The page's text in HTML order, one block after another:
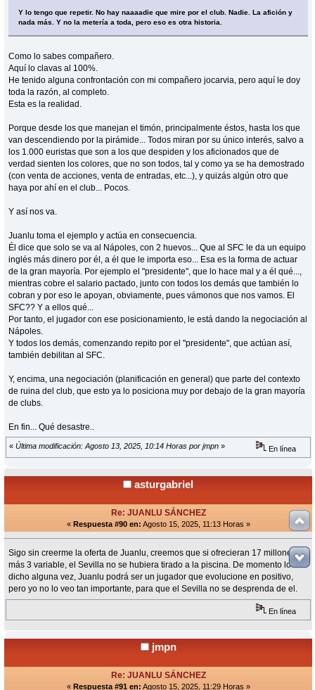
Y lo tengo que repetir. No hay naaaadie que mire por el club. Nadie. La afición y
nada más. Y no la metería a toda, pero eso es otra historia.
Como lo sabes compañero.
Aquí lo clavas al 100%.
He tenido alguna confrontación con mi compañero jocarvia, pero aquí le doy
toda la razón, al completo.
Esta es la realidad.
Porque desde los que manejan el timón, principalmente éstos, hasta los que
van descendiendo por la pirámide... Todos miran por su único interés, salvo a
los 1.000 euristas que son a los que despiden y los aficionados que de
verdad sienten los colores, que no son todos, tal y como ya se ha demostrado
(con venta de acciones, venta de entradas, etc...), y quizás algún otro que
haya por ahí en el club... Pocos.
Y así nos va.
Juanlu toma el ejemplo y actúa en consecuencia.
Él dice que solo se va al Nápoles, con 2 huevos... Que al SFC le da un equipo
inglés más dinero por él, a él que le importa eso... Esa es la forma de actuar
de la gran mayoría. Por ejemplo el "presidente", que lo hace mal y a él qué...,
mientras cobre el salario pactado, junto con todos los demás que también lo
cobran y por eso le apoyan, obviamente, pues vámonos que nos vamos. El
SFC?? Y a ellos qué...
Por tanto, el jugador con ese posicionamiento, le está dando la negociación al
Nápoles.
Y todos los demás, comenzando repito por el "presidente", que actúan así,
también debilitan al SFC.
Y, encima, una negociación (planificación en general) que parte del contexto
de ruina del club, que esto ya lo posiciona muy por debajo de la gran mayoría
de clubs.
En fin... Qué desastre..
« Última modificación: Agosto 13, 2025, 10:14 Horas por jmpn » En línea
asturgabriel
Re: JUANLU SÁNCHEZ
« Respuesta #90 en: Agosto 15, 2025, 11:13 Horas »
Sigo sin creerme la oferta de Juanlu, creemos que si ofrecieran 17 millones
más 3 variable, el Sevilla no se hubiera tirado a la piscina. De momento lo he
dicho alguna vez, Juanlu podrá ser un jugador que evolucione en positivo,
pero yo no lo veo tan importante, para que el Sevilla no se desprenda de el.
En línea
jmpn
Re: JUANLU SÁNCHEZ
« Respuesta #91 en: Agosto 15, 2025, 11:29 Horas »